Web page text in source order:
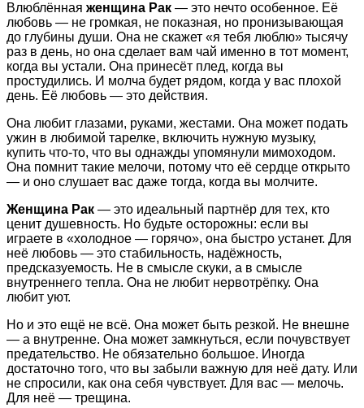
Влюблённая женщина Рак — это нечто особенное. Её
любовь — не громкая, не показная, но пронизывающая
до глубины души. Она не скажет «я тебя люблю» тысячу
раз в день, но она сделает вам чай именно в тот момент,
когда вы устали. Она принесёт плед, когда вы
простудились. И молча будет рядом, когда у вас плохой
день. Её любовь — это действия.
Она любит глазами, руками, жестами. Она может подать
ужин в любимой тарелке, включить нужную музыку,
купить что-то, что вы однажды упомянули мимоходом.
Она помнит такие мелочи, потому что её сердце открыто
— и оно слушает вас даже тогда, когда вы молчите.
Женщина Рак — это идеальный партнёр для тех, кто
ценит душевность. Но будьте осторожны: если вы
играете в «холодное — горячо», она быстро устанет. Для
неё любовь — это стабильность, надёжность,
предсказуемость. Не в смысле скуки, а в смысле
внутреннего тепла. Она не любит нервотрёпку. Она
любит уют.
Но и это ещё не всё. Она может быть резкой. Не внешне
— а внутренне. Она может замкнуться, если почувствует
предательство. Не обязательно большое. Иногда
достаточно того, что вы забыли важную для неё дату. Или
не спросили, как она себя чувствует. Для вас — мелочь.
Для неё — трещина.